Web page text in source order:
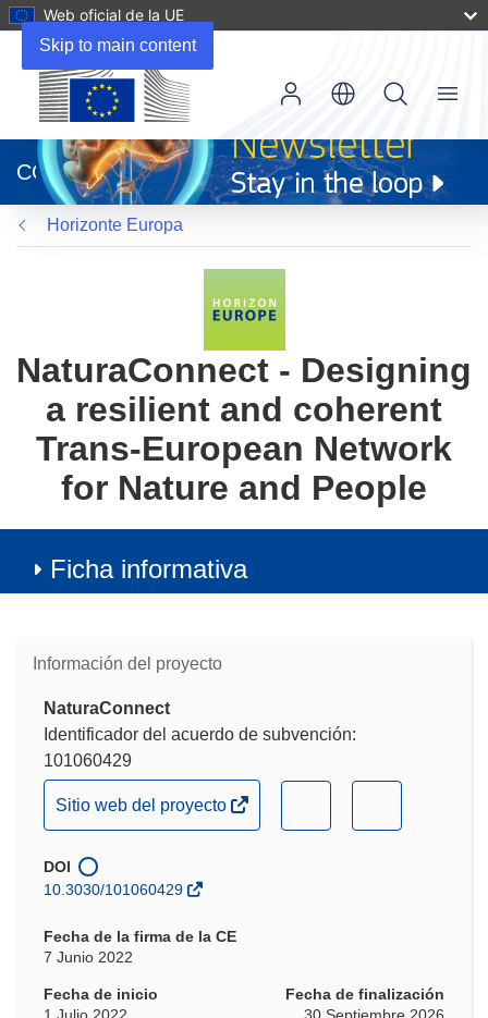
Skip to main content
Web oficial de la UE
abrirá
en
una
nueva
ventana)
CORDIS
Menu
Horizonte Europa
NaturaConnect - Designing
a resilient and coherent
Trans-European Network
for Nature and People
Ficha informativa
Información del proyecto
NaturaConnect
Identificador del acuerdo de subvención:
101060429
(se
abrirá
una
ventana)
Sitio web del proyecto
abrirá
abrirá
DOI
10.3030/101060429
Fecha de la firma de la CE
7 Junio 2022
Fecha de inicio
1 Julio 2022
Fecha de finalización
30 Septiembre 2026